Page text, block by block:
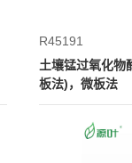
R45191
土壤锰过氧化物
板法)，微板法